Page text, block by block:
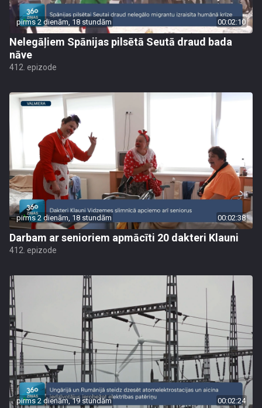
pirms 2 dienām, 18 stundām 00:02:10
Nelegāļiem Spānijas pilsētā Seutā draud bada
nāve
412. epizode
pirms 2 dienām, 18 stundām 00:02:38
Darbam ar senioriem apmācīti 20 dakteri Klauni
412. epizode
pirms 2 dienām, 19 stundām 00:02:24